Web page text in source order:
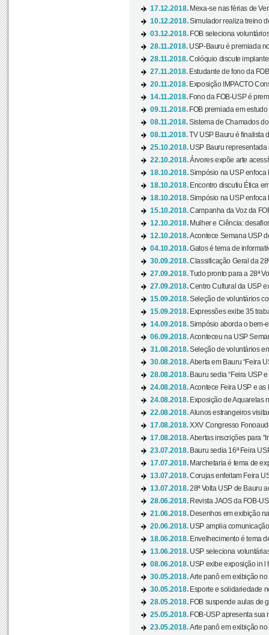
17.12.2018. Mexa-se nas férias de
10.12.2018.Simulador realiza treino
03.12.2018. FOB seleciona
28.11.2018. USP-Bauru é premiada
28.11.2018.Colóquio discute
27.11.2018. Estudante de fono da
20.11.2018. Exposição IMPACTO
14.11.2018. Fono da FOB-USP é
09.11.2018. FOB premiada em estudo
08.11.2018.Sistema de Chamados
08.11.2018.TV USP Bauru é finalista
25.10.2018. USP Bauru representada
22.10.2018.Árvores expõe arte
18.10.2018.Simpósio na USP enfoca
18.10.2018. Encontro discutiu Ética
18.10.2018.Simpósio na USP enfoca
15.10.2018.Campanha da Voz da
12.10.2018. Mulher e Ciência:
12.10.2018.Acontece Semana USP
04.10.2018.Gatos é tema de
30.09.2018.Classificação Geral da
27.09.2018.Tudo pronto para a 28ª
27.09.2018.Centro Cultural da USP
15.09.2018.Seleção de voluntários
15.09.2018. Expressões exibe 35
14.09.2018.Simpósio aborda o bem-
06.09.2018.Aconteceu na USP
31.08.2018.Seleção de voluntários
30.08.2018.Aberta em Bauru “Feira
28.08.2018. Bauru sedia “Feira USP
24.08.2018.Acontece Feira USP e as
24.08.2018. Exposição de Aquarelas
22.08.2018.Alunos estrangeiros
17.08.2018.XXV Congresso
17.08.2018.Abertas inscrições para
23.07.2018. Bauru sedia 16ª Feira
17.07.2018. Marchetaria é tema de
13.07.2018.Corujas enfeitam Feira
13.07.2018.28ª Volta USP de Bauru
28.06.2018. Revista JAOS da FOB-
21.06.2018. Desenhos em exibição
20.06.2018. USP amplia
18.06.2018. Envelhecimento é tema
13.06.2018. USP seleciona
08.06.2018. USP exibe exposição in l
30.05.2018.Arte panô em exibição no
30.05.2018. Esporte e solidariedade
28.05.2018. FOB suspende aulas de
25.05.2018. FOB-USP apresenta sua
23.05.2018.Arte panô em exibição no